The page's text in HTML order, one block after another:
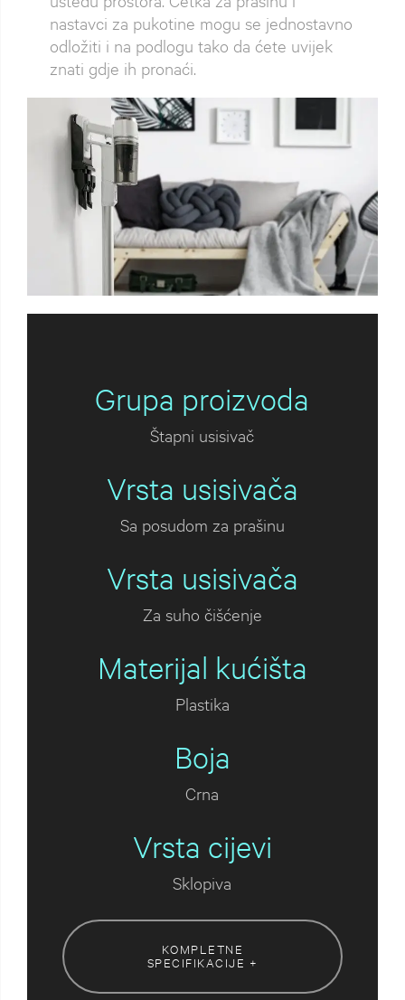
nastavci za pukotine mogu se jednostavno
odložiti i na podlogu tako da ćete uvijek
znati gdje ih pronaći.
Grupa proizvoda
Štapni usisivač
Vrsta usisivača
Sa posudom za prašinu
Vrsta usisivača
Za suho čišćenje
Materijal kućišta
Plastika
Boja
Crna
Vrsta cijevi
Sklopiva
KOMPLETNE
SPECIFIKACIJE +